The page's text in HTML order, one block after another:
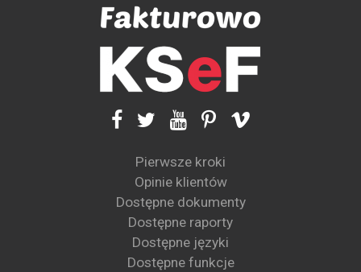
Pierwsze kroki
Opinie klientów
Dostępne dokumenty
Dostępne raporty
Dostępne języki
Dostępne funkcje